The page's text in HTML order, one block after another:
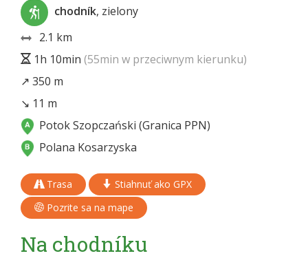
chodník, zielony
2.1 km
1h 10min (55min w przeciwnym kierunku)
↗ 350 m
↘ 11 m
Potok Szopczański (Granica PPN)
Polana Kosarzyska
Trasa
Stiahnuť ako GPX
Pozrite sa na mape
Na chodníku